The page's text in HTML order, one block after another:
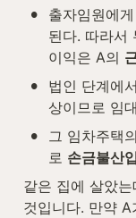
• 출자임원에
된다. 따라서
이익은 A의
• 법인 단계에
상이므로 임
• 그 임차주택
로 손금불산
같은 집에 살았
것입니다. 만약